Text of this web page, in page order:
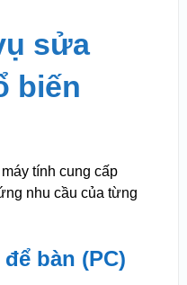
sửa
biến
tính cung cấp
nhu cầu của từng
bàn (PC)